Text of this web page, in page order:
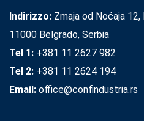
Indirizzo: Zmaja od Noćaja
11000 Belgrado, Serbia
Tel 1: +381 11 2627 982
Tel 2: +381 11 2624 194
Email: office@confindustria.rs